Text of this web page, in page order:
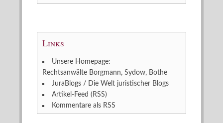
Links
Unsere Homepage:
Rechtsanwälte Borgmann, Sydow, Bothe
JuraBlogs / Die Welt juristischer Blogs
Artikel-Feed (RSS)
Kommentare als RSS